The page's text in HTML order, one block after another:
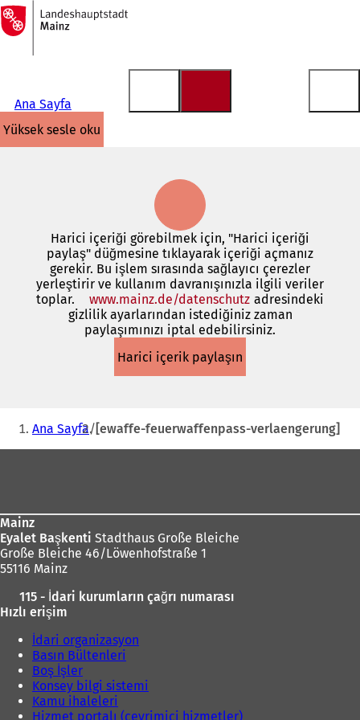
İçeriğe atla
Ana
sayfaya
Ana Sayfa
yüksek sesle oku
Harici içeriği görebilmek için, "Harici içeriği
paylaş" düğmesine tıklayarak içeriği açmanız
gerekir. Bu işlem sırasında sağlayıcı çerezler
yerleştirir ve kullanım davranışınızla ilgili veriler
toplar.
www.mainz.de/datenschutz(Yeni
bir
sekmede
adresindeki
gizlilik ayarlarından istediğiniz zaman
paylaşımınızı iptal edebilirsiniz.
Harici içerik paylaşın
Buradasınız:
Ana Sayfa [ewaffe-feuerwaffenpass-verlaengerung]
Mainz
Eyalet Başkenti Stadthaus Große Bleiche
Große Bleiche 46/Löwenhofstraße 1
55116 Mainz
115 - İdari kurumların çağrı numarası
Hızlı erişim
İdari organizasyon
Basın Bültenleri
Boş İşler
Konsey bilgi sistemi
Kamu ihaleleri
Hizmet portalı (çevrimiçi hizmetler)